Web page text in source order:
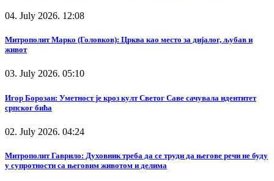
04. July 2026. 12:08
Митрополит Марко (Головков): Црква као место за дијалог, љубав и
живот
03. July 2026. 05:10
Игор Борозан: Уметност је кроз култ Светог Саве сачувала идентитет
српског бића
02. July 2026. 04:24
Митрополит Гаврило: Духовник треба да се труди да његове речи не буду
у супротности са његовим животом и делима